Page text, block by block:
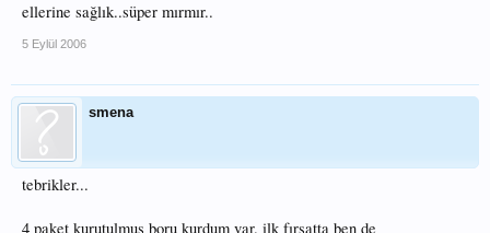
ellerine sağlık..süper mırmır..
5 Eylül 2006
smena
tebrikler...
4 paket kurutulmuş boru kurdum var. ilk fırsatta ben de